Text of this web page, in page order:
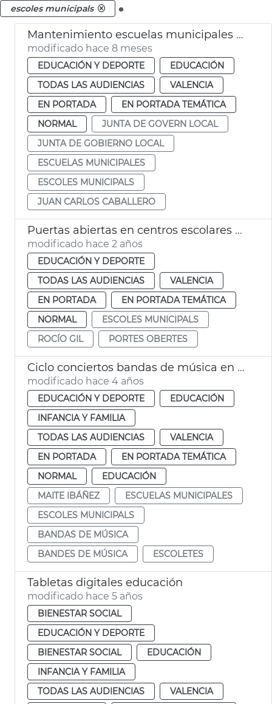
escoles municipals
Mantenimiento escuelas municipales València
modificado hace 8 meses
EDUCACIÓN Y DEPORTE
EDUCACIÓN
TODAS LAS AUDIENCIAS
VALENCIA
EN PORTADA
EN PORTADA TEMÁTICA
NORMAL
JUNTA DE GOVERN LOCAL
JUNTA DE GOBIERNO LOCAL
ESCUELAS MUNICIPALES
ESCOLES MUNICIPALS
JUAN CARLOS CABALLERO
Puertas abiertas en centros escolares municipales
modificado hace 2 años
EDUCACIÓN Y DEPORTE
TODAS LAS AUDIENCIAS
VALENCIA
EN PORTADA
EN PORTADA TEMÁTICA
NORMAL
ESCOLES MUNICIPALS
ROCÍO GIL
PORTES OBERTES
Ciclo conciertos bandas de música en escuelas municipales
modificado hace 4 años
EDUCACIÓN Y DEPORTE
EDUCACIÓN
INFANCIA Y FAMILIA
TODAS LAS AUDIENCIAS
VALENCIA
EN PORTADA
EN PORTADA TEMÁTICA
NORMAL
EDUCACIÓN
MAITE IBÁÑEZ
ESCUELAS MUNICIPALES
ESCOLES MUNICIPALS
BANDAS DE MÚSICA
BANDES DE MÚSICA
ESCOLETES
Tabletas digitales educación
modificado hace 5 años
BIENESTAR SOCIAL
EDUCACIÓN Y DEPORTE
BIENESTAR SOCIAL
EDUCACIÓN
INFANCIA Y FAMILIA
TODAS LAS AUDIENCIAS
VALENCIA